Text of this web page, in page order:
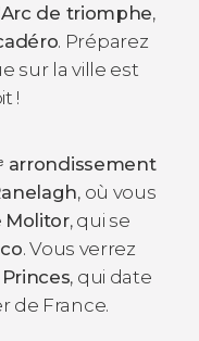
Arc de triomphe,
. Préparez
sur la ville est
!
arrondissement
, où vous
Molitor, qui se
. Vous verrez
, qui date
de France.